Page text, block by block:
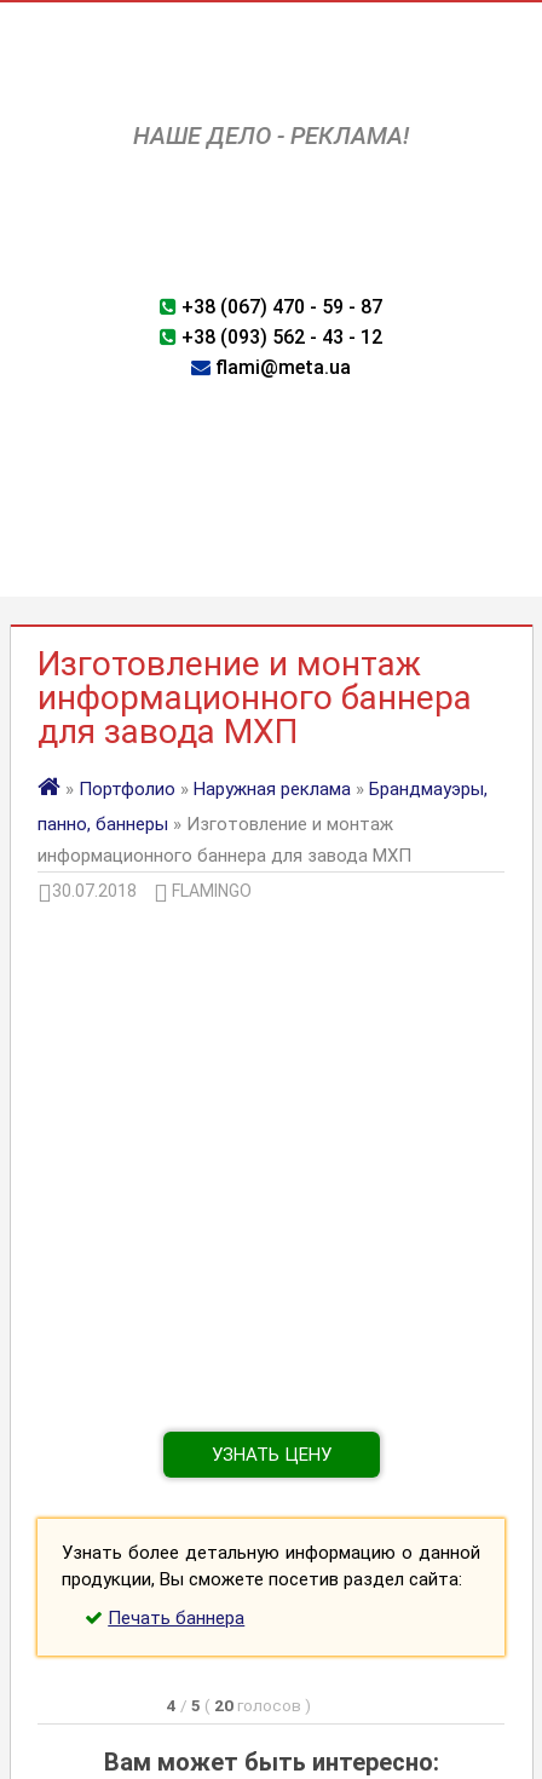
НАШЕ ДЕЛО - РЕКЛАМА!
+38 (067) 470 - 59 - 87
+38 (093) 562 - 43 - 12
flami@meta.ua
Изготовление и монтаж
информационного баннера
для завода МХП
» Портфолио » Наружная реклама » Брандмауэры,
панно, баннеры » Изготовление и монтаж
информационного баннера для завода МХП
30.07.2018 FLAMINGO
УЗНАТЬ ЦЕНУ
Узнать более детальную информацию о данной
продукции, Вы сможете посетив раздел сайта:
Печать баннера
4 / 5 ( 20 голосов )
Вам может быть интересно: